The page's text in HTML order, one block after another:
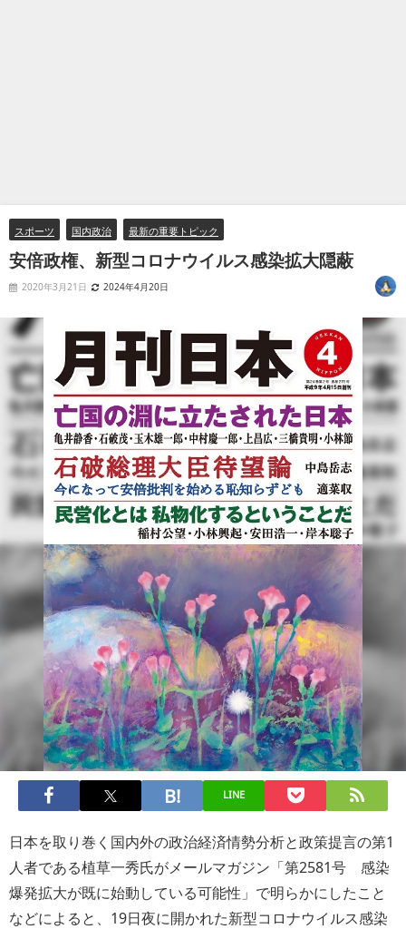
スポーツ 国内政治 最新の重要トピック
安倍政権、新型コロナウイルス感染拡大隠蔽
2020年3月21日 2024年4月20日
LINE
日本を取り巻く国内外の政治経済情勢分析と政策提言の第1
人者である植草一秀氏がメールマガジン「第2581号 感染
爆発拡大が既に始動している可能性」で明らかにしたこと
などによると、19日夜に開かれた新型コロナウイルス感染